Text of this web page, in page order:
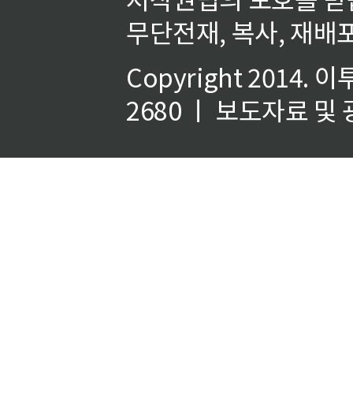
무단전재, 복사, 재배
Copyright 2014. 이
2680 ㅣ 보도자료